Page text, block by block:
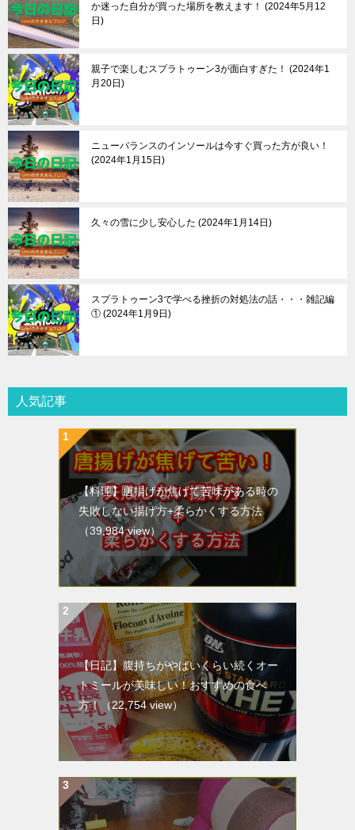
か迷った自分が買った場所を教えます！
2024年5月12
日
親子で楽しむスプラトゥーン3が面白すぎた！
2024年1
月20日
ニューバランスのインソールは今すぐ買った方が良い！
2024年1月15日
久々の雪に少し安心した 2024年1月14日
スプラトゥーン3で学べる挫折の対処法の話・・・雑記編
① 2024年1月9日
人気記事
【料理】唐揚げが焦げて苦味がある時の
失敗しない揚げ方+柔らかくする方法
（39,984 view）
【日記】腹持ちがやばいくらい続くオー
トミールが美味しい！おすすめの食べ
方！
（22,754 view）